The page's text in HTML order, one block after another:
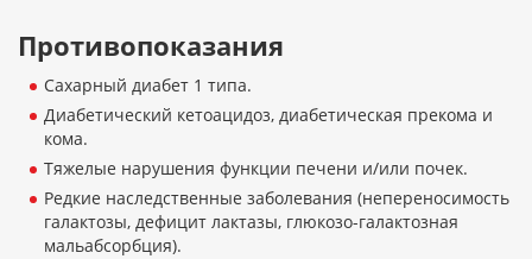
Противопоказания
Сахарный диабет 1 типа.
Диабетический кетоацидоз, диабетическая прекома и
кома.
Тяжелые нарушения функции печени и/или почек.
Редкие наследственные заболевания (непереносимость
галактозы, дефицит лактазы, глюкозо-галактозная
мальабсорбция).